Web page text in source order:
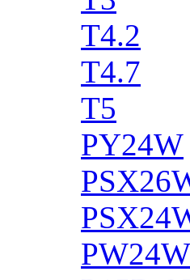
T4.2
T4.7
T5
PY24W
PW24W